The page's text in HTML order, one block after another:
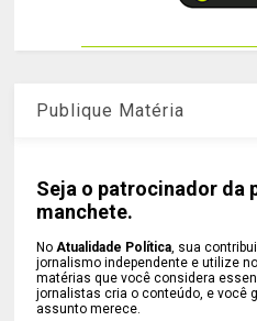
Publique Matéria
Seja o patrocinador da
manchete.
NoAtualidade Política, sua
jornalismo independente e utilize
matérias que você considera
jornalistas cria o conteúdo, e você
assunto merece.